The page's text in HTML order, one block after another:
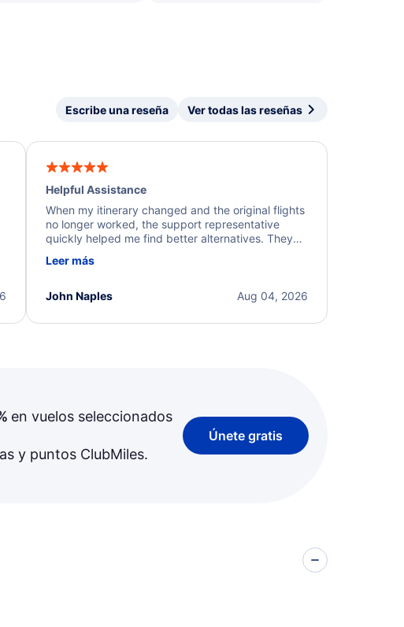
Escribe una reseña Ver todas las reseñas
Helpful Assistance
When my itinerary changed and the original flights
no longer worked, the support representative
quickly helped me find better alternatives. They
beyond to resolve the issue. I'm grateful for the
Leer más
Aug 04, 2026
John Naples
en vuelos seleccionados
y puntos ClubMiles.
Únete gratis